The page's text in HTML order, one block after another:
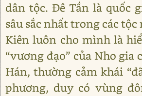
dân tộc. Đê Tần là quốc
sâu sắc nhất trong các tộc
Kiên luôn cho mình là
“vương đạo” của Nho gia
Hán, thường cảm khái
phương, duy có vùng